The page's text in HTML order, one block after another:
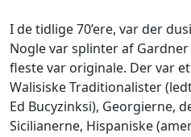
I de tidlige 70’ere, var der
Nogle var splinter af
fleste var originale. Der var
Walisiske Traditionalister
Ed Bucyzinksi), Georgierne,
Sicilianerne, Hispaniske